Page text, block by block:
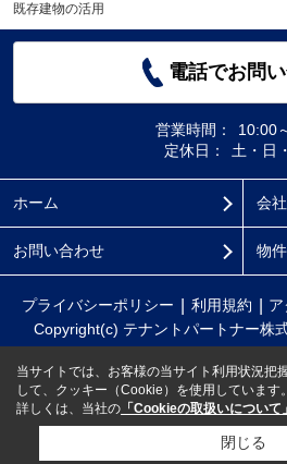
既存建物の活用
電話でお問
営業時間：
10:00
定休日：
土・日
ホーム 会
お問い合わせ 物
プライバシーポリシー 利用規約
Copyright(c) テナントパートナー株
当サイトでは、お客様の当サイト利用状況把
して、クッキー（Cookie）を使用しています。
詳しくは、当社の 「Cookieの取扱いについて」
閉じる